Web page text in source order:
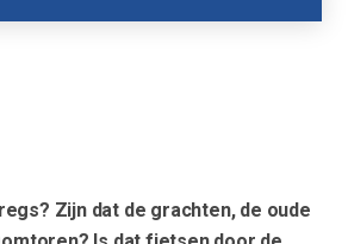
Zijn dat de grachten, de oude